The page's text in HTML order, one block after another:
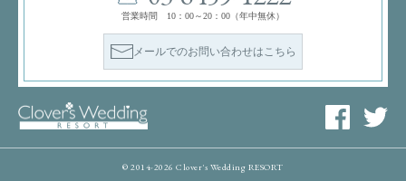
営業時間 10：00～20：00（年中無休）
メールでのお問い合わせはこちら
© 2014-2026 Clover's Wedding RESORT